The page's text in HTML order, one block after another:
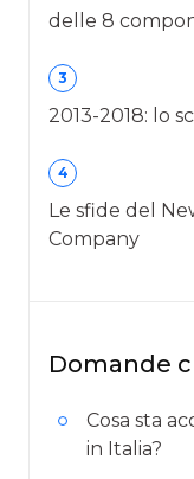
delle 8
3
2013-2018: lo
4
Le sfide del
Company
Domande
Cosa sta
in Italia?